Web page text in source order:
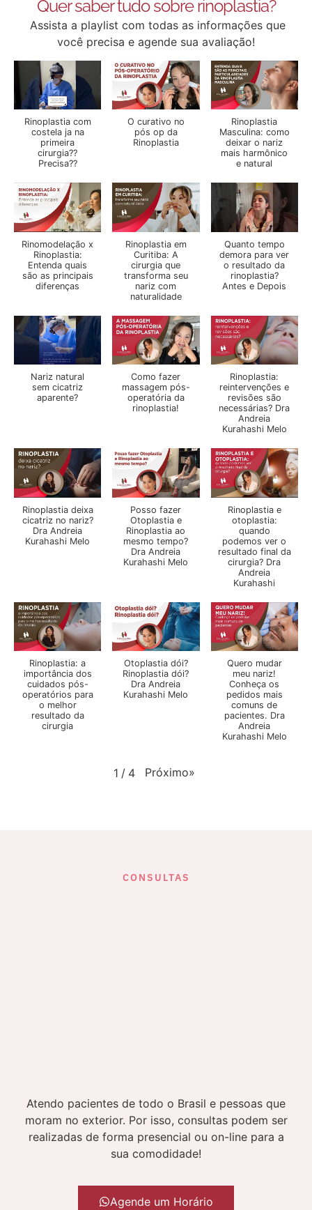
Quer saber tudo sobre rinoplastia?
Assista a playlist com todas as informações que
você precisa e agende sua avaliação!
Rinoplastia com
costela ja na
primeira
cirurgia??
Precisa??
O curativo no
pós op da
Rinoplastia
Rinoplastia
Masculina: como
deixar o nariz
mais harmônico
e natural
Rinomodelação x
Rinoplastia:
Entenda quais
são as principais
diferenças
Rinoplastia em
Curitiba: A
cirurgia que
transforma seu
nariz com
naturalidade
Quanto tempo
demora para ver
o resultado da
rinoplastia?
Antes e Depois
Nariz natural
sem cicatriz
aparente?
Como fazer
massagem pós-
operatória da
rinoplastia!
Rinoplastia:
reintervenções e
revisões são
necessárias? Dra
Andreia
Kurahashi Melo
Rinoplastia deixa
cicatriz no nariz?
Dra Andreia
Kurahashi Melo
Posso fazer
Otoplastia e
Rinoplastia ao
mesmo tempo?
Dra Andreia
Kurahashi Melo
Rinoplastia e
otoplastia:
quando
podemos ver o
resultado final da
cirurgia? Dra
Andreia
Kurahashi
Rinoplastia: a
importância dos
cuidados pós-
operatórios para
o melhor
resultado da
cirurgia
Otoplastia dói?
Rinoplastia dói?
Dra Andreia
Kurahashi Melo
Quero mudar
meu nariz!
Conheça os
pedidos mais
comuns de
pacientes. Dra
Andreia
Kurahashi Melo
1 / 4 Próximo»
CONSULTAS
Atendo pacientes de todo o Brasil e pessoas que
moram no exterior. Por isso, consultas podem ser
realizadas de forma presencial ou on-line para a
sua comodidade!
Agende um Horário